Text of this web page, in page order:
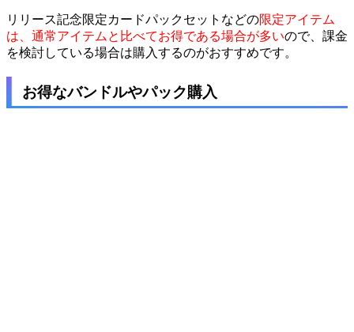
リリース記念限定カードパックセットなどの限定アイテム
は、通常アイテムと比べてお得である場合が多いので、課金
を検討している場合は購入するのがおすすめです。
お得なバンドルやパック購入